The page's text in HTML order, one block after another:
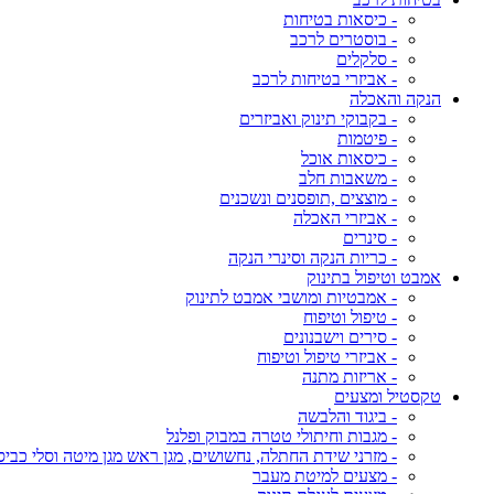
- כיסאות בטיחות
- בוסטרים לרכב
- סלקלים
- אביזרי בטיחות לרכב
הנקה והאכלה
- בקבוקי תינוק ואביזרים
- פיטמות
- כיסאות אוכל
- משאבות חלב
- מוצצים ,תופסנים ונשכנים
- אביזרי האכלה
- סינרים
- כריות הנקה וסינרי הנקה
אמבט וטיפול בתינוק
- אמבטיות ומושבי אמבט לתינוק
- טיפול וטיפוח
- סירים וישבנונים
- אביזרי טיפול וטיפוח
- אריזות מתנה
טקסטיל ומצעים
- ביגוד והלבשה
- מגבות וחיתולי טטרה במבוק ופלנל
- מזרני שידת החתלה, נחשושים, מגן ראש מגן מיטה וסלי
- מצעים למיטת מעבר